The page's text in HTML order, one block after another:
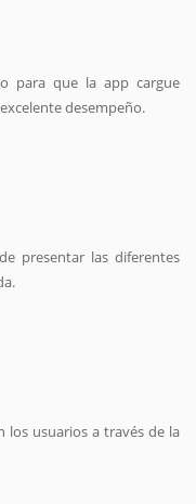
para que la app cargue
desempeño.
presentar las diferentes
los usuarios a través de la